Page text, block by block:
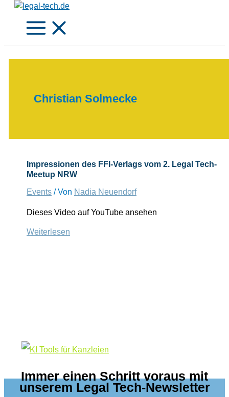
Zum
springen
Christian Solmecke
Impressionen des FFI-Verlags vom 2. Legal Tech-
Meetup NRW
Events/ Von Nadia Neuendorf
Dieses Video auf YouTube ansehen
Impressionen
Weiterlesen
Immer einen Schritt voraus mit
unserem Legal Tech-Newsletter